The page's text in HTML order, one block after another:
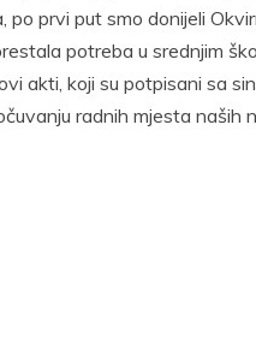
prvi put smo donijeli
potreba u srednjim
akti, koji su potpisani sa
radnih mjesta naših